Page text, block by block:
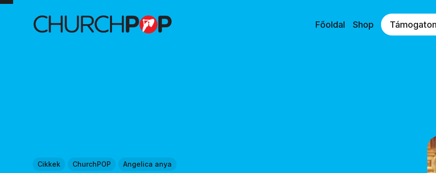
Főoldal Shop
Cikkek ChurchPOP Angelica anya